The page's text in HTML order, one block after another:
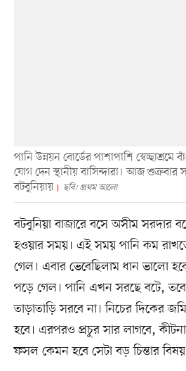
পানি উন্নয়ন বোর্ডের পাশাপাশি
যোগ দেন স্থানীয় বাসিন্দারা। আজ
বটবুনিয়ায়
ছবি: প্রথম আলো
বটবুনিয়া বাজারে বসে অসীম সরদার
হওয়ার সময়। এই সময় পানি কম
গেল। এবার ভেবেছিলাম ধান ভালো
পড়ে গেল। পানি এখন সরছে বটে,
তাড়াতাড়ি সরবে না। নিচের দিকের
হবে। এরপরও প্রচুর সার লাগবে,
ফসল কেমন হবে সেটা বড় চিন্তার